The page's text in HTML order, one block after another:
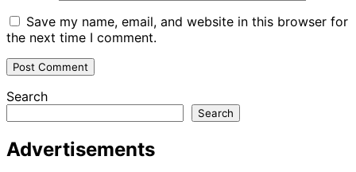
Save my name, email, and website in this browser for
the next time I comment.
Search
Search
Advertisements